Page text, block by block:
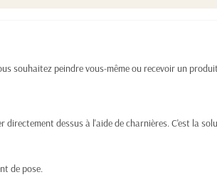
souhaitez peindre vous-même ou recevoir un
dessus à l'aide de charnières. C'est la
de pose.